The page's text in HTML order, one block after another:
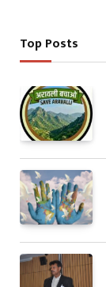
Top Posts